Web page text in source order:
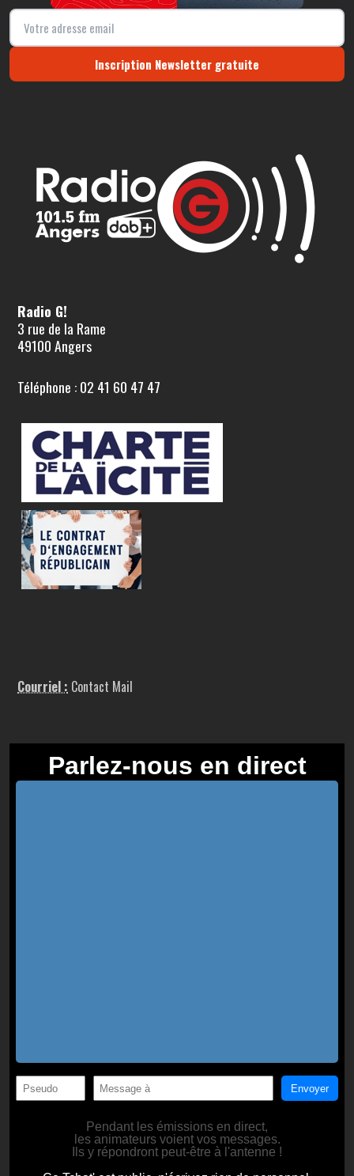
Inscription Newsletter gratuite
Radio G!
3 rue de la Rame
49100 Angers
Téléphone : 02 41 60 47 47
Courriel : Contact Mail